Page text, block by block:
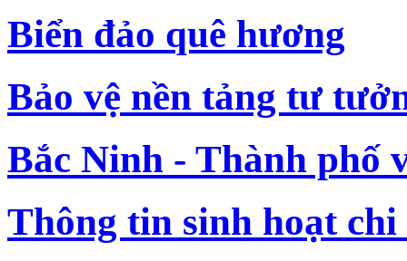
Biển đảo quê hương
Bảo vệ nền tảng tư
Bắc Ninh - Thành phố
Thông tin sinh hoạt chi